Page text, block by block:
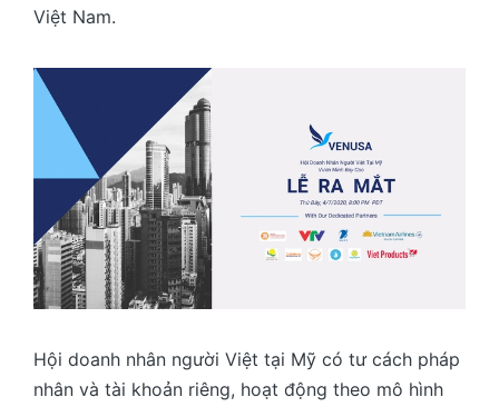
Việt Nam.
Hội doanh nhân người Việt tại Mỹ có tư cách pháp
nhân và tài khoản riêng, hoạt động theo mô hình